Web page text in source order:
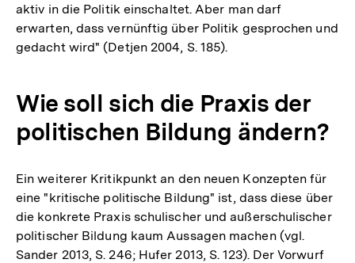
aktiv in die Politik einschaltet. Aber man darf
erwarten, dass vernünftig über Politik gesprochen und
gedacht wird" (Detjen 2004, S. 185).
Wie soll sich die Praxis der
politischen Bildung ändern?
Ein weiterer Kritikpunkt an den neuen Konzepten für
eine "kritische politische Bildung" ist, dass diese über
die konkrete Praxis schulischer und außerschulischer
politischer Bildung kaum Aussagen machen (vgl.
Sander 2013, S. 246; Hufer 2013, S. 123). Der Vorwurf